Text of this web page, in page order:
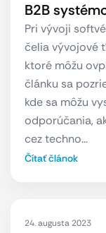
B2B
Pri vývoji
čelia vývojové
ktoré môžu
článku sa
kde sa môžu
odporúčania,
cez techno…
Čítať článok
24. augusta 2023